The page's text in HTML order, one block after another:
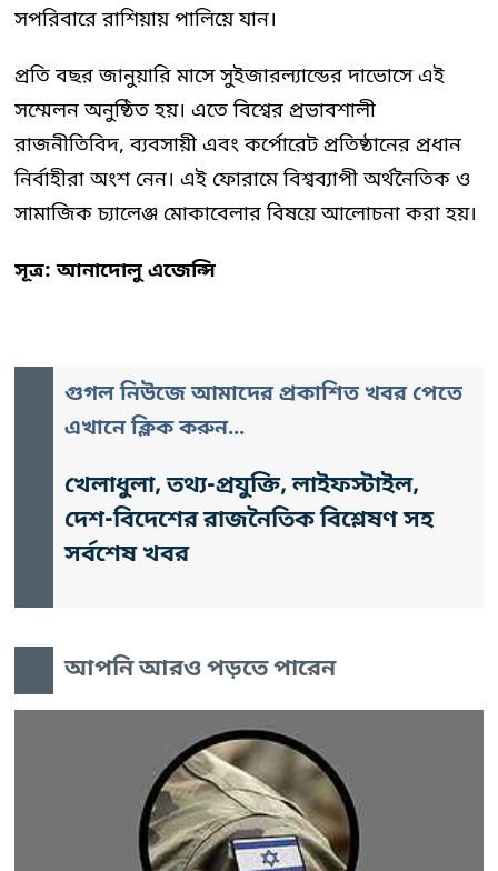
সপরিবারে রাশিয়ায় পালিয়ে যান।
প্রতি বছর জানুয়ারি মাসে সুইজারল্যান্ডের দাভোসে এই
সম্মেলন অনুষ্ঠিত হয়। এতে বিশ্বের প্রভাবশালী
রাজনীতিবিদ, ব্যবসায়ী এবং কর্পোরেট প্রতিষ্ঠানের প্রধান
নির্বাহীরা অংশ নেন। এই ফোরামে বিশ্বব্যাপী অর্থনৈতিক ও
সামাজিক চ্যালেঞ্জ মোকাবেলার বিষয়ে আলোচনা করা হয়।
সূত্র: আনাদোলু এজেন্সি
গুগল নিউজে আমাদের প্রকাশিত খবর পেতে
এখানে ক্লিক করুন...
খেলাধুলা, তথ্য-প্রযুক্তি, লাইফস্টাইল,
দেশ-বিদেশের রাজনৈতিক বিশ্লেষণ সহ
সর্বশেষ খবর
আপনি আরও পড়তে পারেন